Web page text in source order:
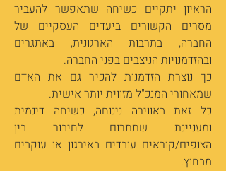
הראיון יתקיים כשיחה שתאפשר להעביר
מסרים הקשורים ביעדים העסקיים של
החברה, בתרבות הארגונית, באתגרים
ובהזדמנויות הניצבים בפני החברה.
כך נוצרת הזדמנות להכיר גם את האדם
שמאחורי המנכ"ל מזווית יותר אישית.
כל זאת באווירה נינוחה, כשיחה דינמית
ומעניינת שתתרום לחיבור בין
הצופים/קוראים עובדים באירגון או עוקבים
מבחוץ.